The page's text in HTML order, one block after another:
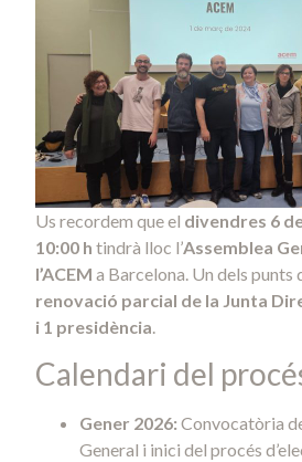
Us recordem que el divendres 6
10:00 h tindrà lloc l’Assemblea
l’ACEM a Barcelona. Un dels punts
renovació parcial de la Junta
i 1 presidència.
Calendari del
Gener 2026: Convocatòria
General i inici del procés